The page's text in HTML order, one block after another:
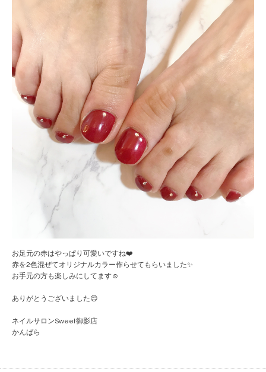
お足元の赤はやっぱり可愛いですね❤️
赤を2色混ぜてオリジナルカラー作らせてもらいました✨
お手元の方も楽しみにしてます☺️
ありがとうございました😊
ネイルサロンSweet御影店
かんばら